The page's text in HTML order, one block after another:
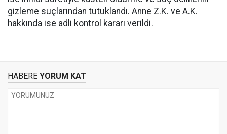
gizleme suçlarından tutuklandı. Anne Z.K. ve A.K.
hakkında ise adli kontrol kararı verildi.
HABERE YORUM KAT